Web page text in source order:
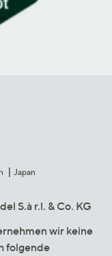
Japan
S.à r.l. & Co. KG
wir keine
folgende